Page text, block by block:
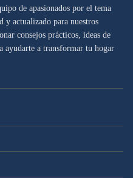
de apasionados por el tema
y actualizado para nuestros
consejos prácticos, ideas de
ayudarte a transformar tu hogar